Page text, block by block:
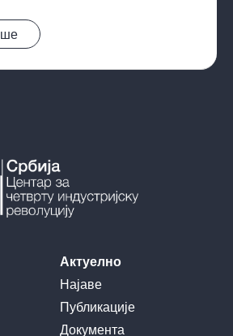
Актуелно
Најаве
Публикације
Документа